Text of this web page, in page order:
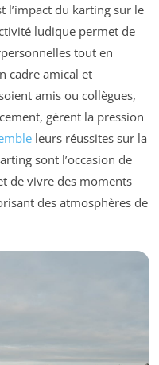
l’impact du karting sur le
ludique permet de
tout en
cadre amical et
amis ou collègues,
gèrent la pression
leurs réussites sur la
sont l’occasion de
de vivre des moments
des atmosphères de